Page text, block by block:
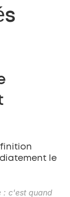
le
: c'est quand